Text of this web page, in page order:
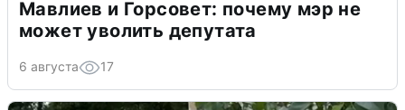
Мавлиев и Горсовет: почему мэр не
может уволить депутата
6 августа 17